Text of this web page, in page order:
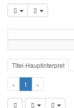
Titel-Hauptinterpret
« 1 »